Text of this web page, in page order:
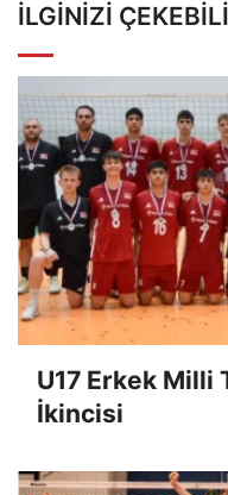
İLGINIZI
U17 Erkek Milli
İkincisi